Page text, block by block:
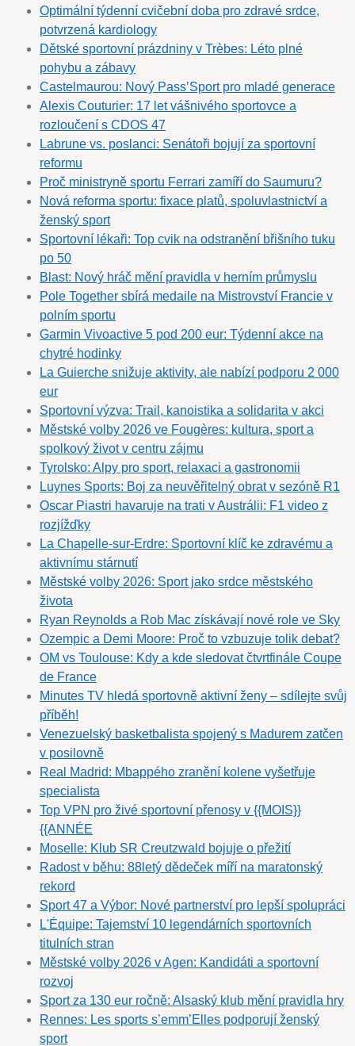
Optimální týdenní cvičební doba pro zdravé srdce,
potvrzená kardiology
Dětské sportovní prázdniny v Trèbes: Léto plné
pohybu a zábavy
Castelmaurou: Nový Pass’Sport pro mladé generace
Alexis Couturier: 17 let vášnivého sportovce a
rozloučení s CDOS 47
Labrune vs. poslanci: Senátoři bojují za sportovní
reformu
Proč ministryně sportu Ferrari zamíří do Saumuru?
Nová reforma sportu: fixace platů, spoluvlastnictví a
ženský sport
Sportovní lékaři: Top cvik na odstranění břišního tuku
po 50
Blast: Nový hráč mění pravidla v herním průmyslu
Pole Together sbírá medaile na Mistrovství Francie v
polním sportu
Garmin Vivoactive 5 pod 200 eur: Týdenní akce na
chytré hodinky
La Guierche snižuje aktivity, ale nabízí podporu 2 000
eur
Sportovní výzva: Trail, kanoistika a solidarita v akci
Městské volby 2026 ve Fougères: kultura, sport a
spolkový život v centru zájmu
Tyrolsko: Alpy pro sport, relaxaci a gastronomii
Luynes Sports: Boj za neuvěřitelný obrat v sezóně R1
Oscar Piastri havaruje na trati v Austrálii: F1 video z
rozjížďky
La Chapelle-sur-Erdre: Sportovní klíč ke zdravému a
aktivnímu stárnutí
Městské volby 2026: Sport jako srdce městského
života
Ryan Reynolds a Rob Mac získávají nové role ve Sky
Ozempic a Demi Moore: Proč to vzbuzuje tolik debat?
OM vs Toulouse: Kdy a kde sledovat čtvrtfinále Coupe
de France
Minutes TV hledá sportovně aktivní ženy – sdílejte svůj
příběh!
Venezuelský basketbalista spojený s Madurem zatčen
v posilovně
Real Madrid: Mbappého zranění kolene vyšetřuje
specialista
Top VPN pro živé sportovní přenosy v {{MOIS}}
{{ANNÉE
Moselle: Klub SR Creutzwald bojuje o přežití
Radost v běhu: 88letý dědeček míří na maratonský
rekord
Sport 47 a Výbor: Nové partnerství pro lepší spolupráci
L'Équipe: Tajemství 10 legendárních sportovních
titulních stran
Městské volby 2026 v Agen: Kandidáti a sportovní
rozvoj
Sport za 130 eur ročně: Alsaský klub mění pravidla hry
Rennes: Les sports s’emm’Elles podporují ženský
sport